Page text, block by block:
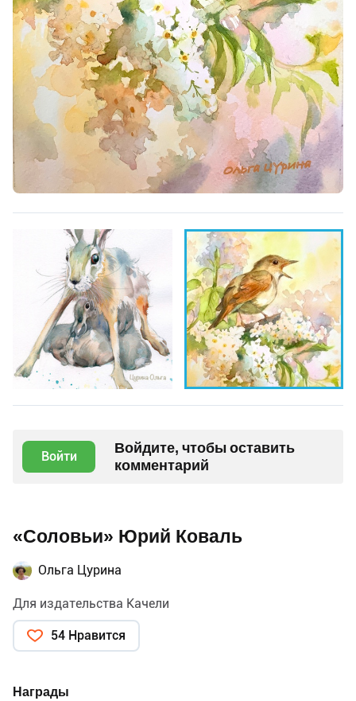
Войти
Войдите, чтобы оставить
комментарий
«Соловьи» Юрий Коваль
Ольга Цурина
Для издательства Качели
54 Нравится
Награды